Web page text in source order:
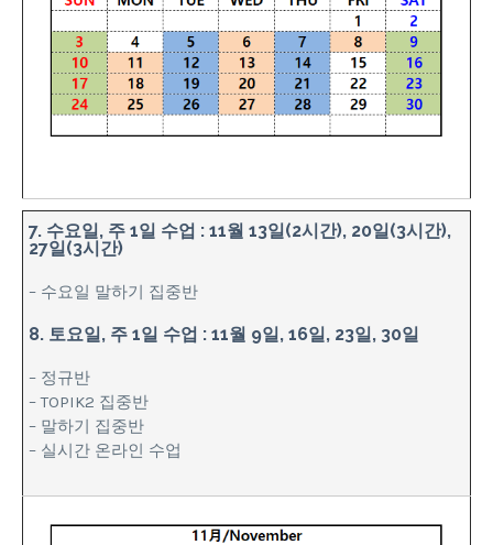
7. 수요일, 주 1일 수업 : 11월 13일(2시간), 20일(3시간),
27일(3시간)
– 수요일 말하기 집중반
8. 토요일, 주 1일 수업 : 11월 9일, 16일, 23일, 30일
– 정규반
– TOPIK2 집중반
– 말하기 집중반
– 실시간 온라인 수업